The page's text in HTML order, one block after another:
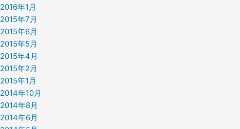
2016年1月
2015年7月
2015年6月
2015年5月
2015年4月
2015年2月
2015年1月
2014年10月
2014年8月
2014年6月